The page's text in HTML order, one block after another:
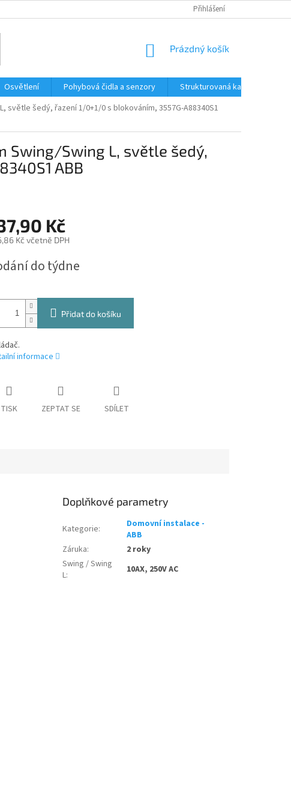
Přihlášení
NÁKUPNÍ
Prázdný košík
Osvětlení Pohybová čidla a senzory Strukturovaná kabeláž
šedý, řazení 1/0+1/0 s blokováním, 3557G-A88340S1
Swing/Swing L, světle šedý,
ABB
Kč
Kč včetně DPH
do týdne
Přidat do košíku
informace
TISK ZEPTAT SE SDÍLET
Doplňkové parametry
Kategorie:
Domovní instalace -
ABB
Záruka:
2 roky
Swing / Swing
L: 10AX, 250V AC